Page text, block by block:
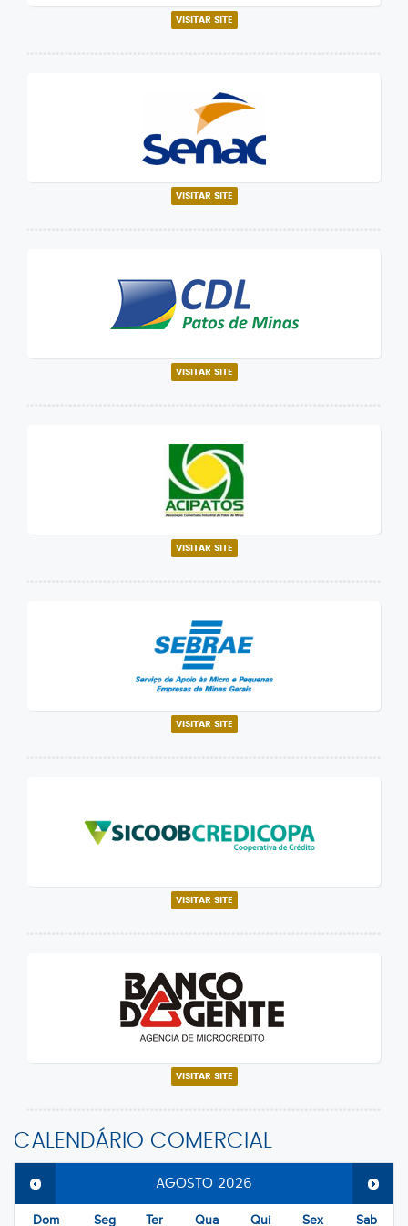
VISITAR SITE
VISITAR SITE
VISITAR SITE
VISITAR SITE
VISITAR SITE
VISITAR SITE
VISITAR SITE
CALENDÁRIO COMERCIAL
AGOSTO 2026
Dom Seg Ter Qua Qui Sex Sab